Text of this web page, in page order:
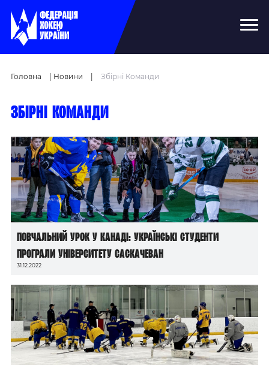
Головна Новини Збірні Команди
Збірні команди
Повчальний урок у Канаді: українські студенти
програли Університету Саскачеван
31.12.2022